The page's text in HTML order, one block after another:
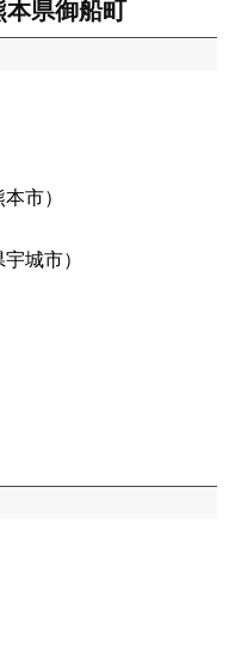
本県御船町
市）
城市）